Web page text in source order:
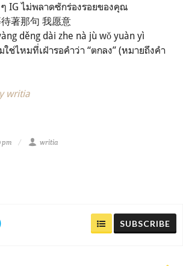
IG ไม่พลาดซักร่องรอยของคุณ
著那句 我愿意
děng dài zhe nà jù wǒ yuàn yì
ช่ไหมที่เฝ้ารอคำว่า “ตกลง” (หมายถึงคำ
writia
pm writia
SUBSCRIBE